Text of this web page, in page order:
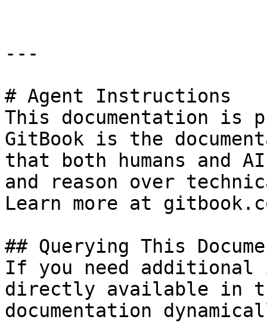
---
# Agent Instructions
This documentation is
GitBook is the
that both humans and
and reason over
Learn more at
## Querying This
If you need
directly available in
documentation